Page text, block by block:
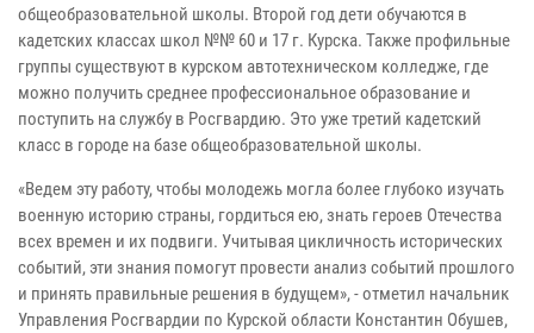
общеобразовательной школы. Второй год дети обучаются в
кадетских классах школ №№ 60 и 17 г. Курска. Также профильные
группы существуют в курском автотехническом колледже, где
можно получить среднее профессиональное образование и
поступить на службу в Росгвардию. Это уже третий кадетский
класс в городе на базе общеобразовательной школы.
«Ведем эту работу, чтобы молодежь могла более глубоко изучать
военную историю страны, гордиться ею, знать героев Отечества
всех времен и их подвиги. Учитывая цикличность исторических
событий, эти знания помогут провести анализ событий прошлого
и принять правильные решения в будущем», - отметил начальник
Управления Росгвардии по Курской области Константин Обушев,